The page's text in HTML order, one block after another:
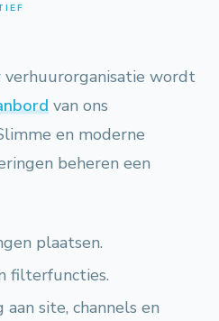
wordt
van ons
en moderne
beheren een
plaatsen.
filterfuncties.
site, channels en